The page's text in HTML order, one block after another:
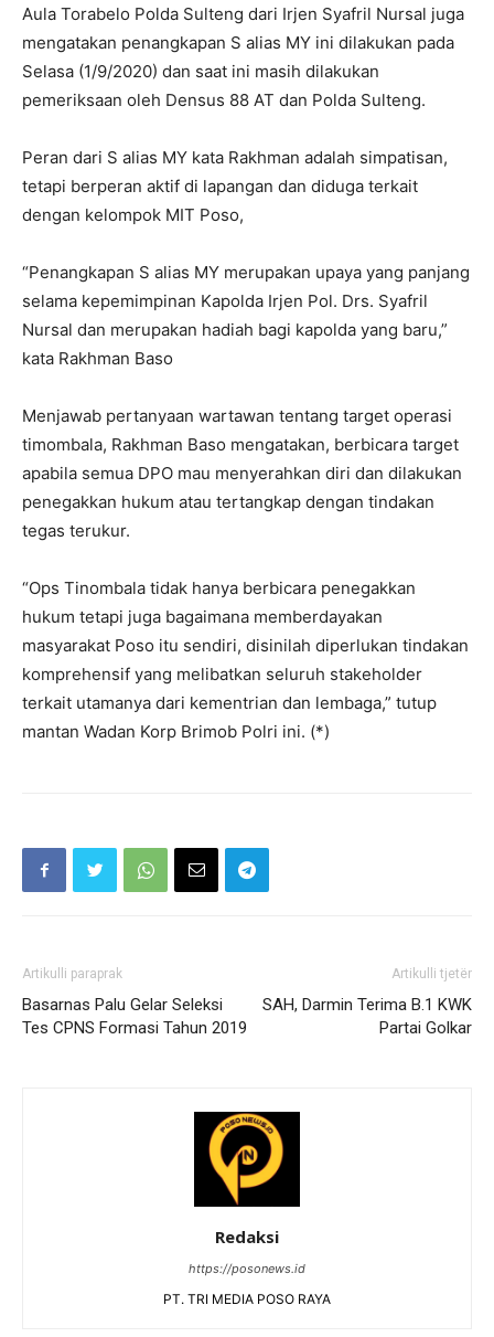
Aula Torabelo Polda Sulteng dari Irjen Syafril Nursal juga
mengatakan penangkapan S alias MY ini dilakukan pada
Selasa (1/9/2020) dan saat ini masih dilakukan
pemeriksaan oleh Densus 88 AT dan Polda Sulteng.
Peran dari S alias MY kata Rakhman adalah simpatisan,
tetapi berperan aktif di lapangan dan diduga terkait
dengan kelompok MIT Poso,
“Penangkapan S alias MY merupakan upaya yang panjang
selama kepemimpinan Kapolda Irjen Pol. Drs. Syafril
Nursal dan merupakan hadiah bagi kapolda yang baru,”
kata Rakhman Baso
Menjawab pertanyaan wartawan tentang target operasi
timombala, Rakhman Baso mengatakan, berbicara target
apabila semua DPO mau menyerahkan diri dan dilakukan
penegakkan hukum atau tertangkap dengan tindakan
tegas terukur.
“Ops Tinombala tidak hanya berbicara penegakkan
hukum tetapi juga bagaimana memberdayakan
masyarakat Poso itu sendiri, disinilah diperlukan tindakan
komprehensif yang melibatkan seluruh stakeholder
terkait utamanya dari kementrian dan lembaga,” tutup
mantan Wadan Korp Brimob Polri ini. (*)
Artikulli paraprak
Basarnas Palu Gelar Seleksi
Tes CPNS Formasi Tahun 2019
Artikulli tjetër
SAH, Darmin Terima B.1 KWK
Partai Golkar
Redaksi
https://posonews.id
PT. TRI MEDIA POSO RAYA